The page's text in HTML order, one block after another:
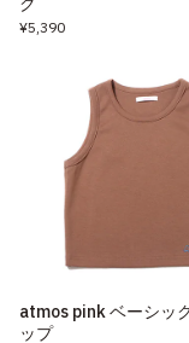
¥5,390
atmos pink ベーシッ
ップ